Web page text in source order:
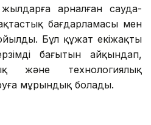
арналған сауда-
бағдарламасы мен
Бұл құжат екіжақты
бағытын айқындап,
және технологиялық
мұрындық болады.